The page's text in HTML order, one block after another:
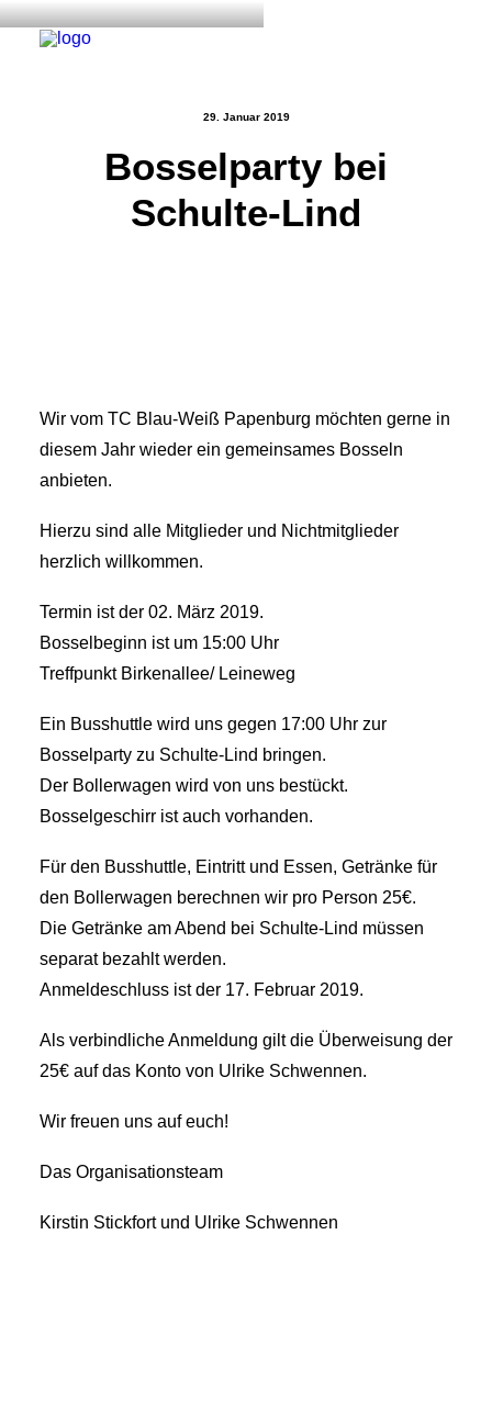
Kontakt
29. Januar 2019
Bosselparty bei
Schulte-Lind
Wir vom TC Blau-Weiß Papenburg möchten gerne in
diesem Jahr wieder ein gemeinsames Bosseln
anbieten.
Hierzu sind alle Mitglieder und Nichtmitglieder
herzlich willkommen.
Termin ist der 02. März 2019.
Bosselbeginn ist um 15:00 Uhr
Treffpunkt Birkenallee/ Leineweg
Ein Busshuttle wird uns gegen 17:00 Uhr zur
Bosselparty zu Schulte-Lind bringen.
Der Bollerwagen wird von uns bestückt.
Bosselgeschirr ist auch vorhanden.
Für den Busshuttle, Eintritt und Essen, Getränke für
den Bollerwagen berechnen wir pro Person 25€.
Die Getränke am Abend bei Schulte-Lind müssen
separat bezahlt werden.
Anmeldeschluss ist der 17. Februar 2019.
Als verbindliche Anmeldung gilt die Überweisung der
25€ auf das Konto von Ulrike Schwennen.
Wir freuen uns auf euch!
Das Organisationsteam
Kirstin Stickfort und Ulrike Schwennen